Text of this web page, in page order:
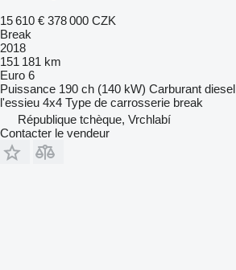
15 610 € 378 000 CZK
Break
2018
151 181 km
Euro 6
Puissance 190 ch (140 kW) Carburant diesel
l'essieu 4x4 Type de carrosserie break
République tchèque, Vrchlabí
Contacter le vendeur